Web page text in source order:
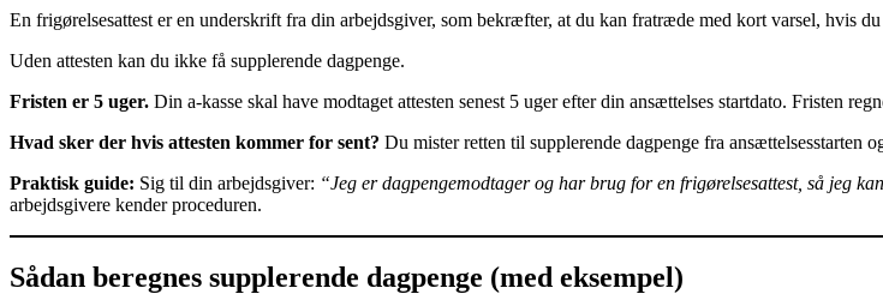
En frigørelsesattest er en underskrift fra din arbejdsgiver, som bekræfter, at du kan fratræde med kort varsel, hvis
Uden attesten kan du ikke få supplerende dagpenge.
Fristen er 5 uger. Din a-kasse skal have modtaget attesten senest 5 uger efter din ansættelses startdato. Fristen
Hvad sker der hvis attesten kommer for sent? Du mister retten til supplerende dagpenge fra ansættelsesstarten
Praktisk guide: Sig til din arbejdsgiver: “Jeg er dagpengemodtager og har brug for en frigørelsesattest, så jeg
arbejdsgivere kender proceduren.
Sådan beregnes supplerende dagpenge (med eksempel)